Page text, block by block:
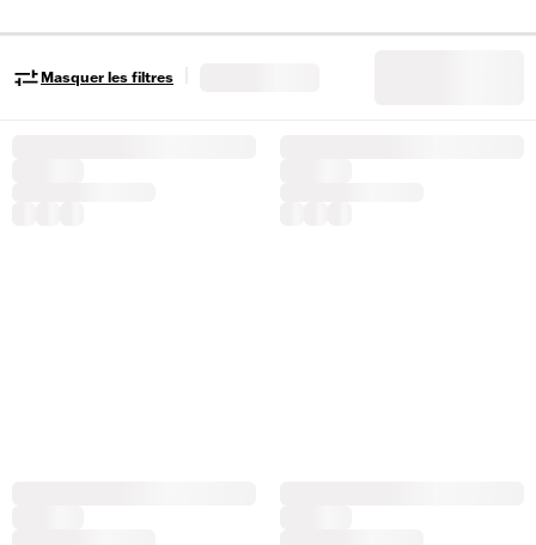
Masquer les filtres